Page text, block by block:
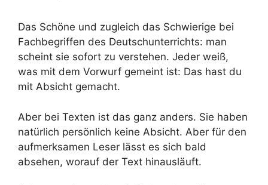
Das Schöne und zugleich das Schwierige bei
Fachbegriffen des Deutschunterrichts: man
scheint sie sofort zu verstehen. Jeder weiß,
was mit dem Vorwurf gemeint ist: Das hast du
mit Absicht gemacht.
Aber bei Texten ist das ganz anders. Sie haben
natürlich persönlich keine Absicht. Aber für den
aufmerksamen Leser lässt es sich bald
absehen, worauf der Text hinausläuft.